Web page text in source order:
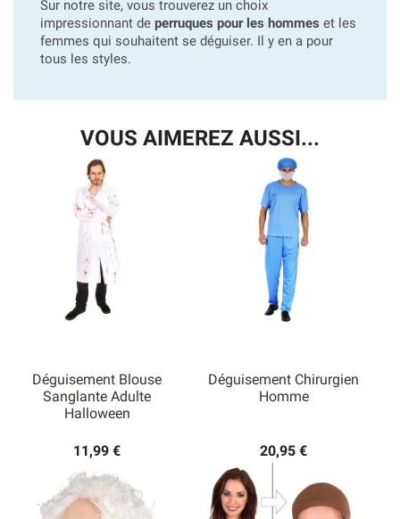
Sur notre site, vous trouverez un choix
impressionnant de perruques pour les hommes et les
femmes qui souhaitent se déguiser. Il y en a pour
tous les styles.
VOUS AIMEREZ AUSSI...
Déguisement Blouse
Sanglante Adulte
Halloween
11,99 €
Déguisement Chirurgien
Homme
20,95 €